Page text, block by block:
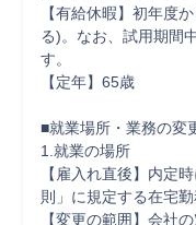
【有給休暇】初年度
る)。なお、試用期間
す。
【定年】65歳
■就業場所・業務の変
1.就業の場所
【雇入れ直後】内定
則」に規定する在宅
【変更の範囲】会社